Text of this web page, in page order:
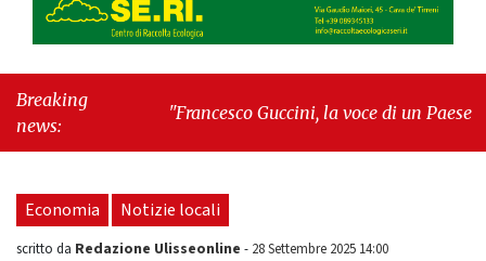
Breaking
news:
"Francesco Guccini, la voce di un Paese
Economia Notizie locali
scritto da Redazione Ulisseonline - 28 Settembre 2025 14:00